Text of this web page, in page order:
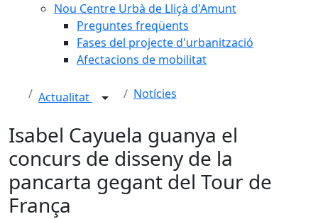
Nou Centre Urbà de Lliçà d'Amunt
Preguntes freqüents
Fases del projecte d'urbanització
Afectacions de mobilitat
Actualitat Notícies
Isabel Cayuela guanya el
concurs de disseny de la
pancarta gegant del Tour de
França